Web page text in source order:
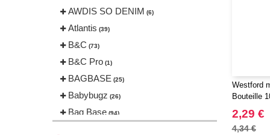
AWDIS SO DENIM (6)
Atlantis (39)
B&C (73)
B&C Pro (1)
BAGBASE (25)
Babybugz (26)
Bag Base (94)
Westford
Bouteille
2,29 €
4,34 €